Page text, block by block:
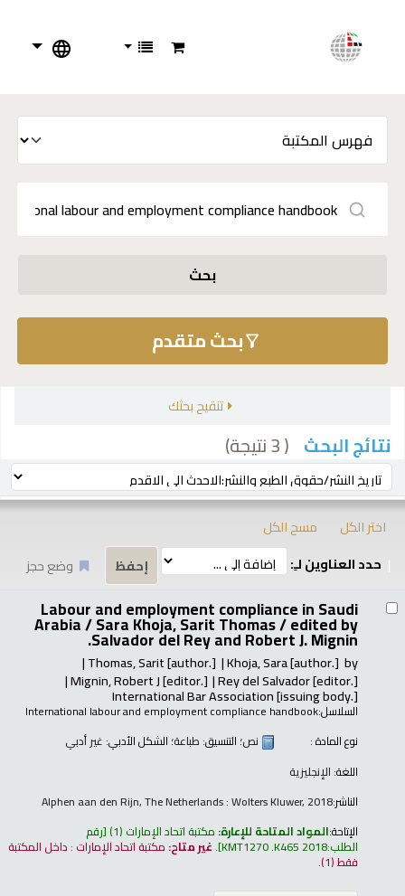
بحث
بحث متقدم
تنقيح بحثك
نتائج البحث ( 3 نتيجة)
ترتيب بواسطة:
اختر الكل
مسح الكل
حدد العناوين لـِ:
وضع حجز
Labour and employment compliance in Saudi
Arabia / Sara Khoja, Sarit Thomas /edited by
Salvador del Rey and Robert J. Mignin.
by
Khoja, Sara[author.]
Thomas, Sarit[author.]
Rey del Salvador[editor.]
Mignin, Robert J[editor.]
International Bar Association[issuing body.]
السلاسل:International labour and employment compliance handbook
نوع المادة :
نص؛ التنسيق: طباعة؛ الشكل الأدبي: غير أدبي
اللغة: الإنجليزية
الناشر:Alphen aan den Rijn, The Netherlands : Wolters Kluwer, 2018
الإتاحة:المواد المتاحة للإعارة: مكتبة اتحاد الإمارات (1) رقم
الطلب:KMT1270 .K465 2018
.غير متاح: مكتبة اتحاد الإمارات : داخل المكتبة
فقط(1).